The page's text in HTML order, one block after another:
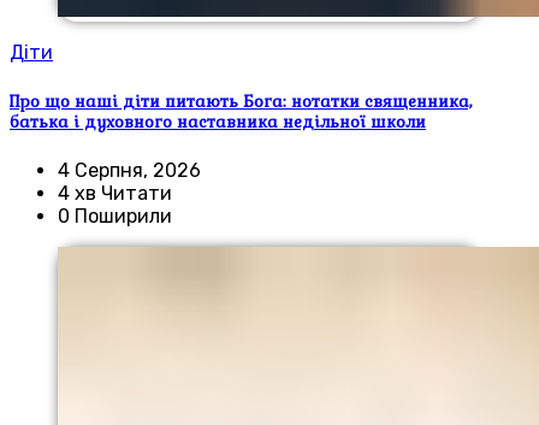
Діти
Про що наші діти питають Бога: нотатки священника,
батька і духовного наставника недільної школи
4 Серпня, 2026
4 хв Читати
0 Поширили